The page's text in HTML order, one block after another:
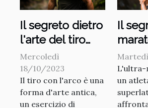
Il segreto dietro
l'arte del tiro
con l'arco
Mercoledì
18/10/2023
Il tiro con l'arco è una
forma d'arte antica,
un esercizio di
Il
light
L'ultra-
un